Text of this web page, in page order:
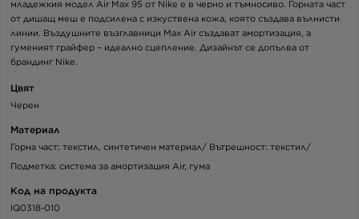
младежкия модел Air Max 95 от Nike е в черно и тъмносиво. Горната част
от дишащ меш е подсилена с изкуствена кожа, която създава вълнисти
линии. Въздушните възглавници Max Air създават амортизация, а
гуменият грайфер – идеално сцепление. Дизайнът се допълва от
брандинг Nike.
Цвят
Черен
Материал
Горна част: текстил, синтетичен материал/ Вътрешност: текстил/
Подметка: система за амортизация Air, гума
Код на продукта
IQ0318-010